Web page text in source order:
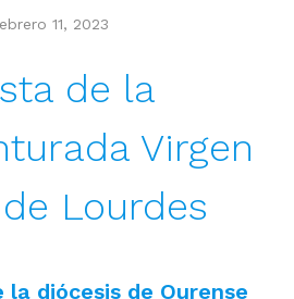
11, 2023
de la
Virgen
Lourdes
la diócesis de Ourense